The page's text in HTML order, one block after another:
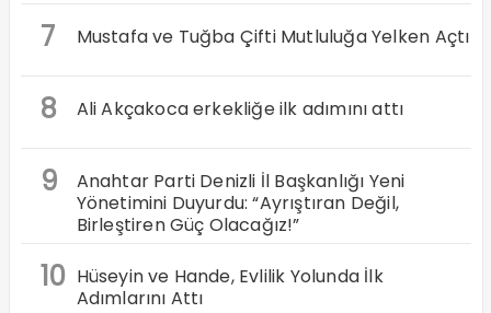
7 Mustafa ve Tuğba Çifti Mutluluğa Yelken Açtı
8 Ali Akçakoca erkekliğe ilk adımını attı
9
Anahtar Parti Denizli İl Başkanlığı Yeni
Yönetimini Duyurdu: “Ayrıştıran Değil,
Birleştiren Güç Olacağız!”
10 Hüseyin ve Hande, Evlilik Yolunda İlk
Adımlarını Attı